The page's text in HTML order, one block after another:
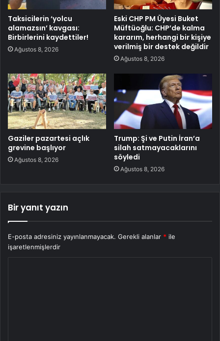
Taksicilerin ‘yolcu
alamazsın’ kavgası:
Birbirlerini kaydettiler!
Ağustos 8, 2026
Eski CHP PM Üyesi Buket
Müftüoğlu: CHP’de kalma
kararım, herhangi bir kişiye
verilmiş bir destek değildir
Ağustos 8, 2026
Gaziler pazartesi açlık
grevine başlıyor
Ağustos 8, 2026
Trump: Şi ve Putin İran’a
silah satmayacaklarını
söyledi
Ağustos 8, 2026
Bir yanıt yazın
E-posta adresiniz yayınlanmayacak. Gerekli alanlar * ile
işaretlenmişlerdir